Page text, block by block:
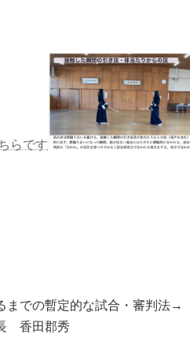
らです
までの暫定的な試合・審判法→
香田郡秀